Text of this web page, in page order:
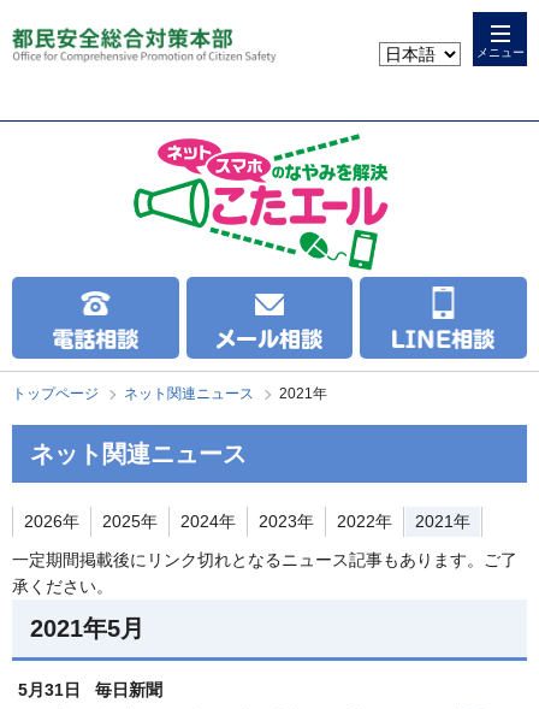
文
へ
キ
メニュー
こ
か
本
トップページ ネット関連ニュース 2021年
ネット関連ニュース
2026年 2025年 2024年 2023年 2022年
2021年
一定期間掲載後にリンク切れとなるニュース記事もあります。ご了
承ください。
2021年5月
5月31日
毎日新聞